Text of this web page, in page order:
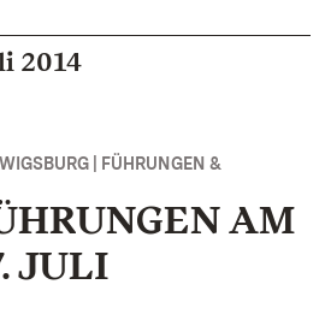
2014
| FÜHRUNGEN &
AM
JULI